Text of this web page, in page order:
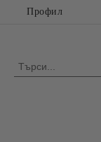
Профил